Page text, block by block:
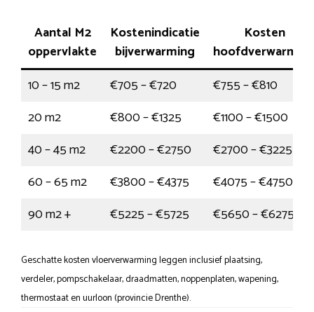
Aantal M2
oppervlakte
Kostenindicatie
bijverwarming
Kosten
10 – 15 m2
€705 – €720
€755 – €810
20 m2
€800 – €1325
€1100 – €1500
40 – 45 m2
€2200 – €2750
€2700 – €3225
60 – 65 m2
€3800 – €4375
€4075 – €4750
90 m2 +
€5225 – €5725 €5650 – €6275
Geschatte kosten vloerverwarming leggen inclusief plaatsing,
verdeler, pompschakelaar, draadmatten, noppenplaten, wapening,
thermostaat en uurloon (provincie Drenthe).